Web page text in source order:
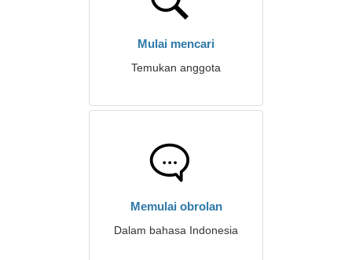
Mulai mencari
Temukan anggota
Memulai obrolan
Dalam bahasa Indonesia